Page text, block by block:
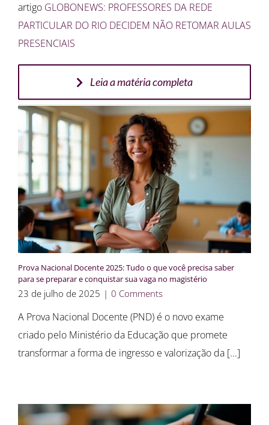
artigo GLOBONEWS: PROFESSORES DA REDE
PARTICULAR DO RIO DECIDEM NÃO RETOMAR AULAS
PRESENCIAIS
Leia a matéria completa
Prova Nacional Docente 2025: Tudo o que você precisa saber
para se preparar e conquistar sua vaga no magistério
23 de julho de 2025 | 0 Comments
A Prova Nacional Docente (PND) é o novo exame
criado pelo Ministério da Educação que promete
transformar a forma de ingresso e valorização da [...]